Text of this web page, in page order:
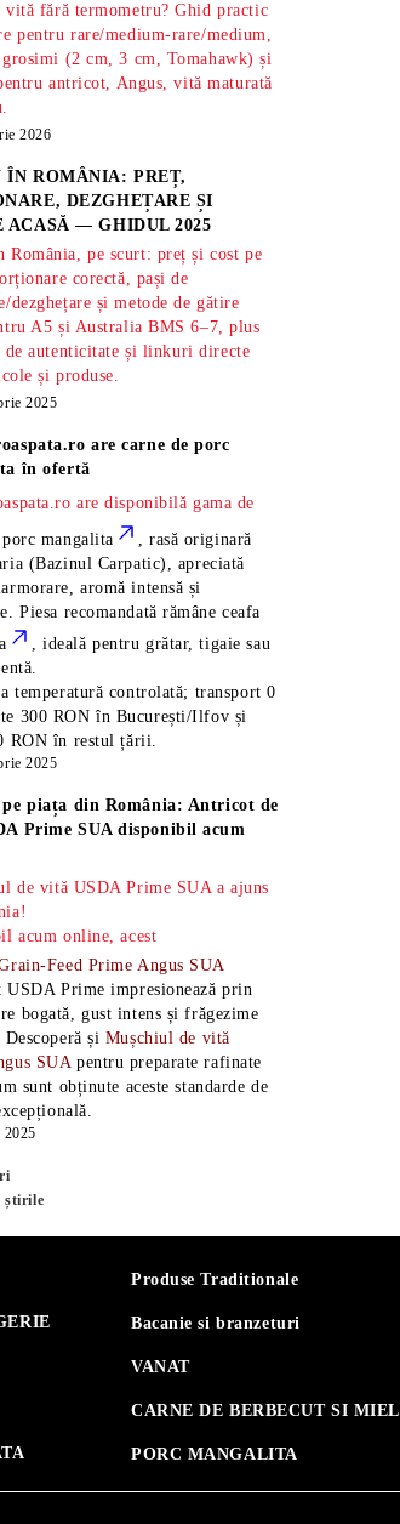
vită fără termometru? Ghid practic
pentru rare/medium-rare/medium,
(2 cm, 3 cm, Tomahawk) și
antricot, Angus, vită maturată
2026
ÎN ROMÂNIA: PREȚ,
DEZGHEȚARE ȘI
ACASĂ — GHIDUL 2025
România, pe scurt: preț și cost pe
corectă, pași de
dezghețare și metode de gătire
A5 și Australia BMS 6–7, plus
de autenticitate și linkuri directe
și produse.
2025
arecarne de porc
în ofertă
are disponibilă gama de
mangalita
, rasă originară
(Bazinul Carpatic), apreciată
aromă intensă și
Piesa recomandată rămâneceafa
, ideală pentru grătar, tigaie sau
temperatură controlată; transport 0
300 RON în București/Ilfov și
RON în restul țării.
2025
pe piața din România: Antricot de
Prime SUA disponibil acum
de vită USDA Prime SUA a ajuns
acum online, acest
Feed Prime Angus SUA
Prime impresionează prin
bogată, gust intens și frăgezime
și Mușchiul de vită
SUA pentru preparate rafinate
sunt obținute aceste standarde de
2025
știrile
Produse Traditionale
Bacanie si branzeturi
VANAT
CARNE DE BERBECUT SI MIEL
PORC MANGALITA